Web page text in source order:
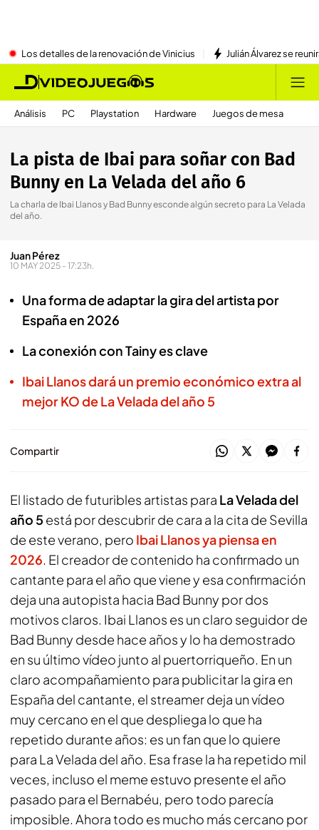
Los detalles de la renovación de Vinicius Julián Álvarez se
Análisis PC Playstation Hardware Juegos de mesa
La pista de Ibai para soñar con Bad
Bunny en La Velada del año 6
La charla de Ibai Llanos y Bad Bunny esconde algún secreto para La Velada
del año.
Juan Pérez
10 MAY 2025 - 17:23h.
Una forma de adaptar la gira del artista por
España en 2026
La conexión con Tainy es clave
Ibai Llanos dará un premio económico extra al
mejor KO de La Velada del año 5
Compartir
El listado de futuribles artistas para La Velada del
año 5 está por descubrir de cara a la cita de Sevilla
de este verano, pero Ibai Llanos ya piensa en
2026. El creador de contenido ha confirmado un
cantante para el año que viene y esa confirmación
deja una autopista hacia Bad Bunny por dos
motivos claros. Ibai Llanos es un claro seguidor de
Bad Bunny desde hace años y lo ha demostrado
en su último vídeo junto al puertorriqueño. En un
claro acompañamiento para publicitar la gira en
España del cantante, el streamer deja un vídeo
muy cercano en el que despliega lo que ha
repetido durante años: es un fan que lo quiere
para La Velada del año. Esa frase la ha repetido mil
veces, incluso el meme estuvo presente el año
pasado para el Bernabéu, pero todo parecía
imposible. Ahora todo es mucho más cercano por